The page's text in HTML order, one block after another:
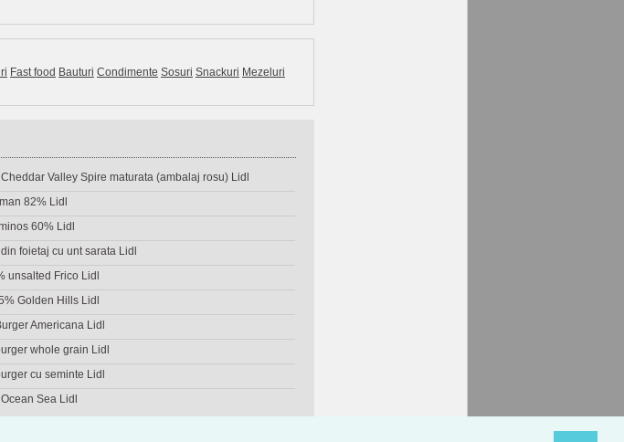
Fast food Bauturi Condimente Sosuri Snackuri Mezeluri
Valley Spire maturata (ambalaj rosu) Lidl
82% Lidl
60% Lidl
foietaj cu unt sarata Lidl
unsalted Frico Lidl
Golden Hills Lidl
Americana Lidl
whole grain Lidl
cu seminte Lidl
Sea Lidl